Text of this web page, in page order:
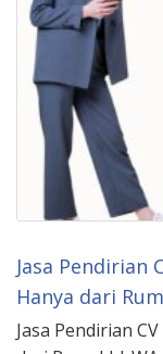
Jasa Pendirian
Hanya dari
Jasa Pendirian